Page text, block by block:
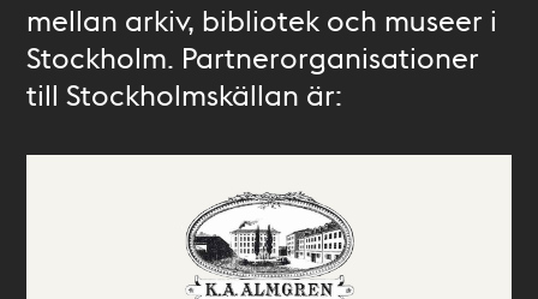
mellan arkiv, bibliotek och museer i
Stockholm. Partnerorganisationer
till Stockholmskällan är: